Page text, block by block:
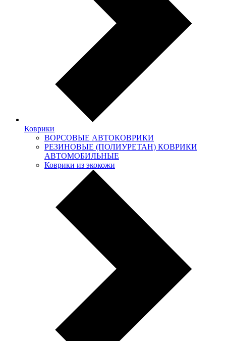
Коврики
ВОРСОВЫЕ АВТОКОВРИКИ
РЕЗИНОВЫЕ (ПОЛИУРЕТАН) КОВРИКИ
АВТОМОБИЛЬНЫЕ
Коврики из экокожи